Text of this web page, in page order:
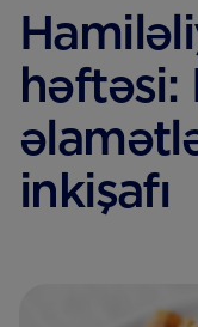
həftəsi:
inkişafı